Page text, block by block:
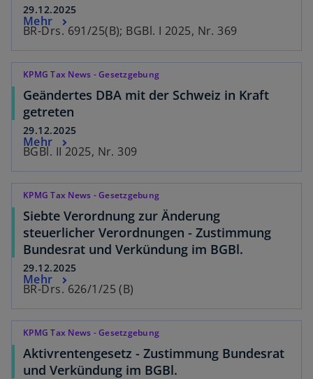
29.12.2025
BR-Drs. 691/25(B); BGBl. I 2025, Nr. 369
Mehr
KPMG Tax News - Gesetzgebung
Geändertes DBA mit der Schweiz in Kraft
getreten
29.12.2025
BGBl. II 2025, Nr. 309
Mehr
KPMG Tax News - Gesetzgebung
Siebte Verordnung zur Änderung
steuerlicher Verordnungen - Zustimmung
Bundesrat und Verkündung im BGBl.
29.12.2025
BR-Drs. 626/1/25 (B)
Mehr
KPMG Tax News - Gesetzgebung
Aktivrentengesetz - Zustimmung Bundesrat
und Verkündung im BGBl.